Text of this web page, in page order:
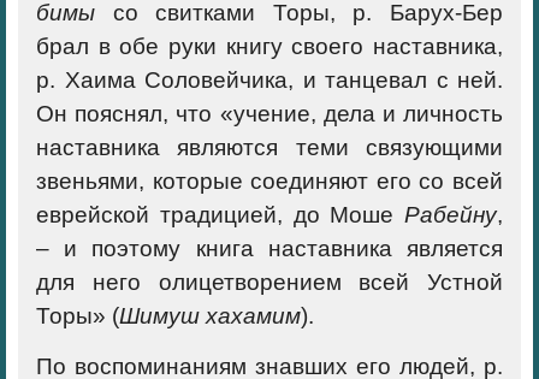
бимы со свитками Торы, р. Барух-Бер
брал в обе руки книгу своего наставника,
р. Хаима Соловейчика, и танцевал с ней.
Он пояснял, что «учение, дела и личность
наставника являются теми связующими
звеньями, которые соединяют его со всей
еврейской традицией, до Моше Рабейну,
– и поэтому книга наставника является
для него олицетворением всей Устной
Торы» (Шимуш хахамим).
По воспоминаниям знавших его людей, р.